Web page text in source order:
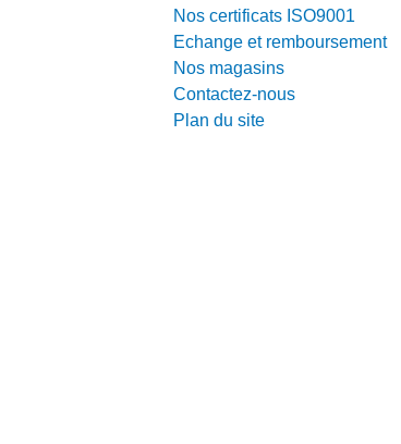
Nos certificats ISO9001
Echange et remboursement
Nos magasins
Contactez-nous
Plan du site